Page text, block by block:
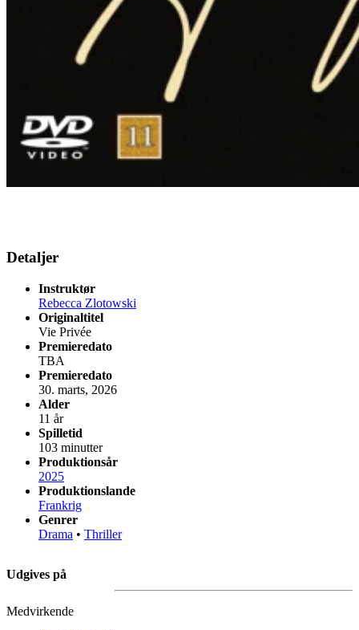
Detaljer
Instruktør
Rebecca Zlotowski
Originaltitel
Vie Privée
Premieredato
TBA
Premieredato
30. marts, 2026
Alder
11 år
Spilletid
103 minutter
Produktionsår
2025
Produktionslande
Frankrig
Genrer
Drama • Thriller
Udgives på
Medvirkende